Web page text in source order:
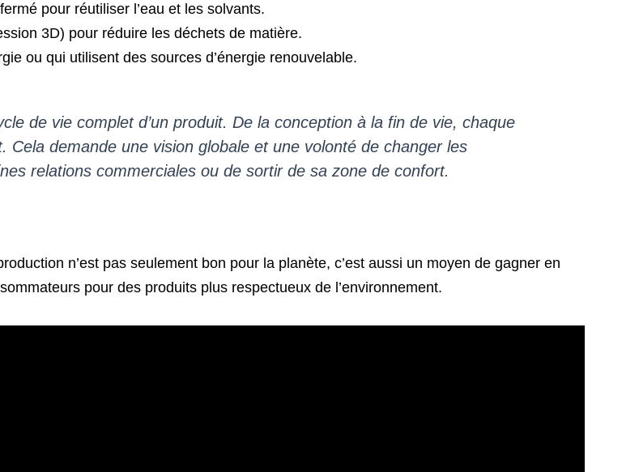
pour réutiliser l’eau et les solvants.
3D) pour réduire les déchets de matière.
ou qui utilisent des sources d’énergie renouvelable.
de vie complet d’un produit. De la conception à la fin de vie, chaque
Cela demande une vision globale et une volonté de changer les
relations commerciales ou de sortir de sa zone de confort.
n’est pas seulement bon pour la planète, c’est aussi un moyen de gagner en
pour des produits plus respectueux de l’environnement.